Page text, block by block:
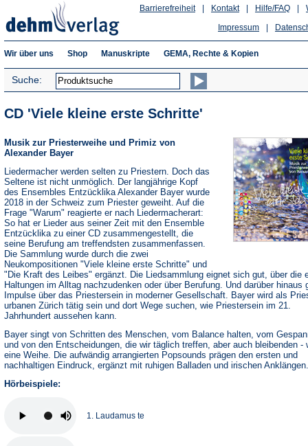
Hilfe/FAQ
Kontakt
Barrierefreiheit
Impressum
Wir über uns Shop Manuskripte GEMA, Rechte & Kopien
Suche:
CD 'Viele kleine erste Schritte'
Musik zur Priesterweihe und Primiz von
Alexander Bayer
Liedermacher werden selten zu Priestern. Doch das
Seltene ist nicht unmöglich. Der langjährige Kopf
des Ensembles Entzücklika Alexander Bayer wurde
2018 in der Schweiz zum Priester geweiht. Auf die
Frage "Warum" reagierte er nach Liedermacherart:
So hat er Lieder aus seiner Zeit mit den Ensemble
Entzücklika zu einer CD zusammengestellt, die
seine Berufung am treffendsten zusammenfassen.
Die Sammlung wurde durch die zwei
Neukompositionen "Viele kleine erste Schritte" und
"Die Kraft des Leibes" ergänzt. Die Liedsammlung eignet sich gut, über die
Haltungen im Alltag nachzudenken oder über Berufung. Und darüber hinaus
Impulse über das Priestersein in moderner Gesellschaft. Bayer wird als
urbanen Zürich tätig sein und dort Wege suchen, wie Priestersein im 21.
Jahrhundert aussehen kann.
Bayer singt von Schritten des Menschen, vom Balance halten, vom
und von den Entscheidungen, die wir täglich treffen, aber auch bleibenden -
eine Weihe. Die aufwändig arrangierten Popsounds prägen den ersten und
nachhaltigen Eindruck, ergänzt mit ruhigen Balladen und irischen Anklängen.
Hörbeispiele:
1. Laudamus te